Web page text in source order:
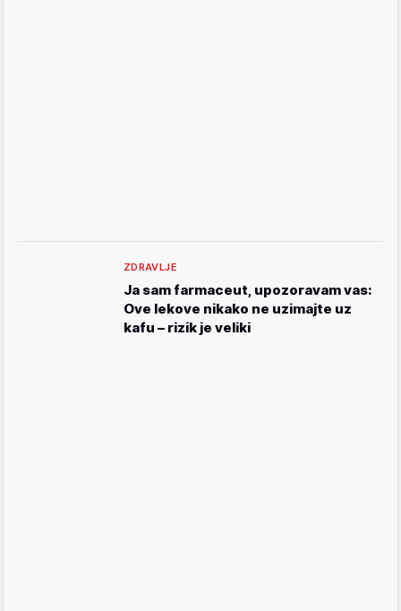
ZDRAVLJE
Ja sam farmaceut, upozoravam vas:
Ove lekove nikako ne uzimajte uz
kafu – rizik je veliki